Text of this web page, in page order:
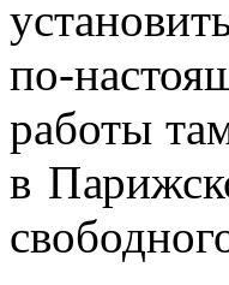
по-
работы
в